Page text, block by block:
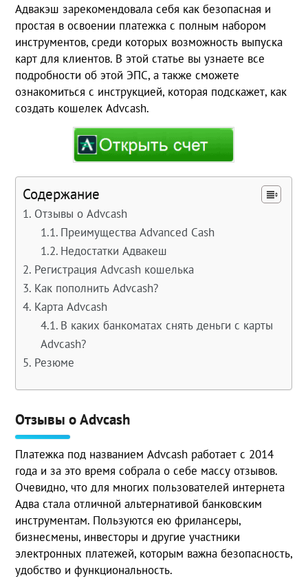
Адвакэш зарекомендовала себя как безопасная и
простая в освоении платежка с полным набором
инструментов, среди которых возможность выпуска
карт для клиентов. В этой статье вы узнаете все
подробности об этой ЭПС, а также сможете
ознакомиться с инструкцией, которая подскажет, как
создать кошелек Advcash.
Содержание
Отзывы о Advcash
Преимущества Advanced Cash
Недостатки Адвакеш
Регистрация Advcash кошелька
Как пополнить Advcash?
Карта Advcash
В каких банкоматах снять деньги с карты
Advcash?
Резюме
Отзывы о Advcash
Платежка под названием Advcash работает с 2014
года и за это время собрала о себе массу отзывов.
Очевидно, что для многих пользователей интернета
Адва стала отличной альтернативой банковским
инструментам. Пользуются ею фрилансеры,
бизнесмены, инвесторы и другие участники
электронных платежей, которым важна безопасность,
удобство и функциональность.